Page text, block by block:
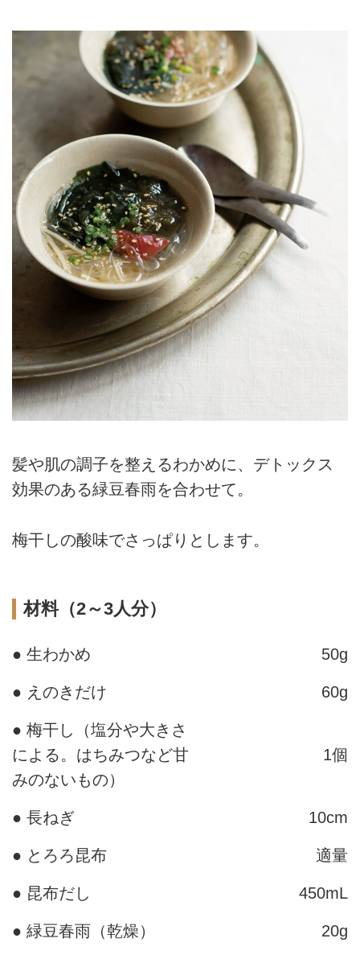
髪や肌の調子を整えるわかめに、デトックス
効果のある緑豆春雨を合わせて。
梅干しの酸味でさっぱりとします。
材料（2～3人分）
● 生わかめ 50g
● えのきだけ 60g
● 梅干し（塩分や大きさ
による。はちみつなど甘
みのないもの）
1個
● 長ねぎ 10cm
● とろろ昆布 適量
● 昆布だし 450mL
● 緑豆春雨（乾燥） 20g